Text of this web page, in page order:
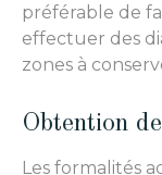
préférable de
effectuer des
zones à
Obtention
Les formalités